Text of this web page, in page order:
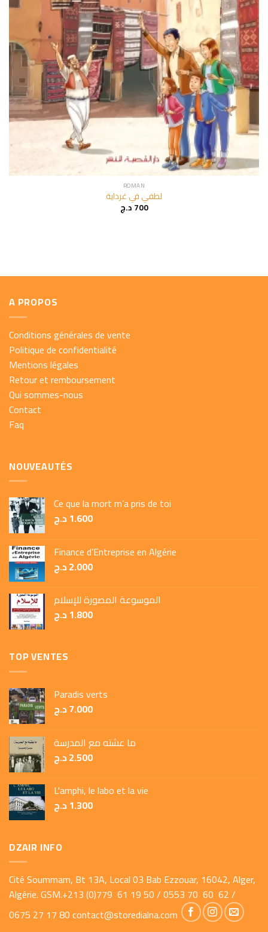
ROMAN
لطفي في غرداية
700د.ج
A PROPOS
Conditions générales de vente
Politique de confidentialité
Mentions légales
Retour et remboursement
Qui sommes-nous
Contact
Faq
NOUVEAUTÉS
Ce que la mort m’a pris de toi
1.600د.ج
Finance d’Entreprise en Algérie
2.000د.ج
الموسوعة المصورة للإسلام
1.800د.ج
TOP VENTES
Paradis verts
7.000د.ج
ما عشته مع المدرسة
2.500د.ج
L'amphi, le labo et la vie
1.300د.ج
DZAIR INFO
Cité Soummam, Bt 13A, Local 03 Bab Ezzouar, 16042, Alger,
Algérie. GSM.+213 (0)779 61 19 50 / 0553 70 60 62 /
0675 27 17 80contact@storedialna.com